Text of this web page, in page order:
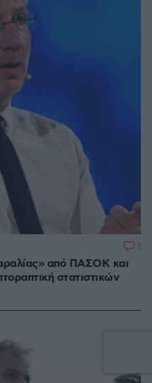
από ΠΑΣΟΚ και
στατιστικών
1